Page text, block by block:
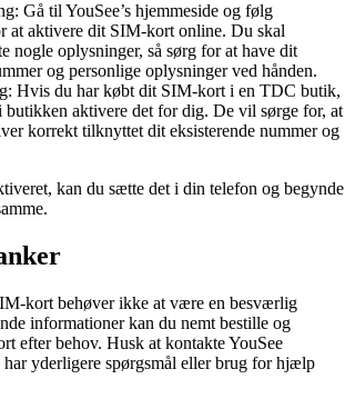
Gå til YouSee’s hjemmeside og følg
at aktivere dit SIM-kort online. Du skal
nogle oplysninger, så sørg for at have dit
og personlige oplysninger ved hånden.
Hvis du har købt dit SIM-kort i en TDC butik,
butikken aktivere det for dig. De vil sørge for, at
korrekt tilknyttet dit eksisterende nummer og
kan du sætte det i din telefon og begynde
kort behøver ikke at være en besværlig
informationer kan du nemt bestille og
efter behov. Husk at kontakte YouSee
yderligere spørgsmål eller brug for hjælp